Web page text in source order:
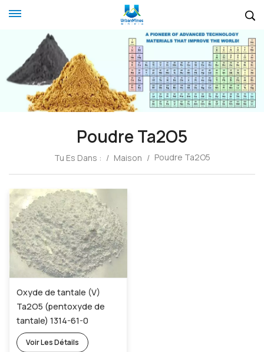
Poudre Ta2O5
Tu Es Dans : / Maison / Poudre Ta2O5
Oxyde de tantale (V)
Ta2O5 (pentoxyde de
tantale) 1314-61-0
Voir Les Détails